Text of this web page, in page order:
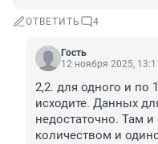
ОТВЕТИТЬ 4
Гость
12 ноября 2025, 13:11
2,2. для одного и по
исходите. Данных
недостаточно. Там
количеством и